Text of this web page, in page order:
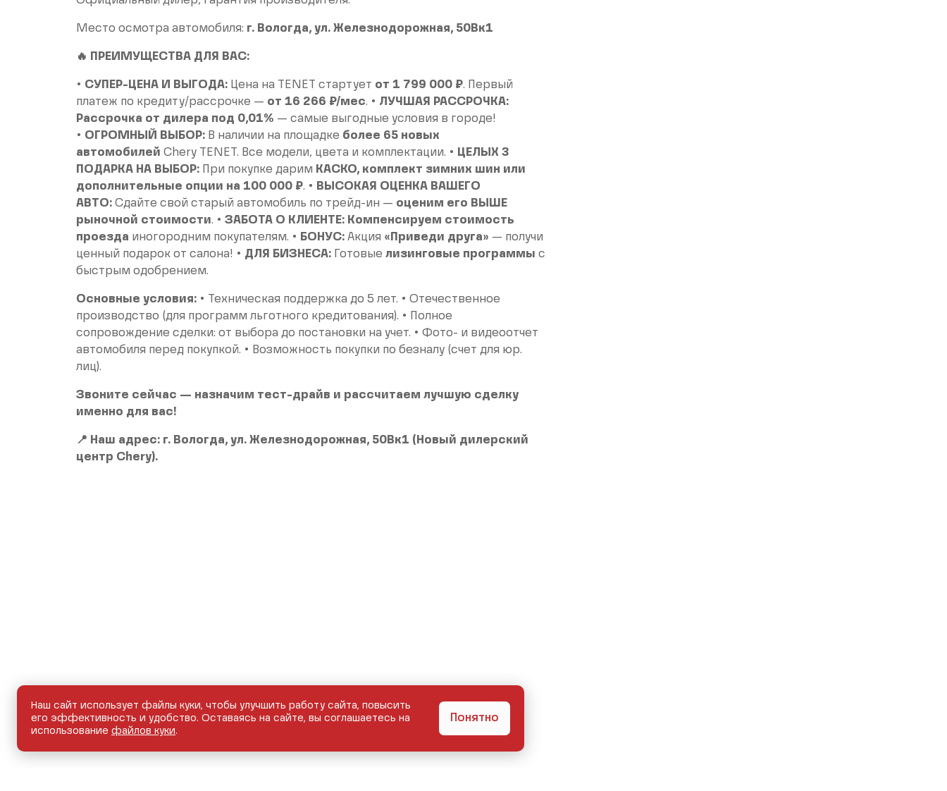
Место осмотра автомобиля: г. Вологда, ул. Железнодорожная, 50Вк1
🔥 ПРЕИМУЩЕСТВА ДЛЯ ВАС:
• СУПЕР-ЦЕНА И ВЫГОДА: Цена на TENET стартует от 1 799 000 ₽. Первый
платеж по кредиту/рассрочке — от 16 266 ₽/мес. • ЛУЧШАЯ РАССРОЧКА:
Рассрочка от дилера под 0,01% — самые выгодные условия в городе!
• ОГРОМНЫЙ ВЫБОР: В наличии на площадке более 65 новых
автомобилей Chery TENET. Все модели, цвета и комплектации. • ЦЕЛЫХ 3
ПОДАРКА НА ВЫБОР: При покупке дарим КАСКО, комплект зимних шин или
дополнительные опции на 100 000 ₽. • ВЫСОКАЯ ОЦЕНКА ВАШЕГО
АВТО: Сдайте свой старый автомобиль по трейд-ин — оценим его ВЫШЕ
рыночной стоимости. • ЗАБОТА О КЛИЕНТЕ: Компенсируем стоимость
проезда иногородним покупателям. • БОНУС: Акция «Приведи друга» — получи
ценный подарок от салона! • ДЛЯ БИЗНЕСА: Готовые лизинговые программы с
быстрым одобрением.
Основные условия: • Техническая поддержка до 5 лет. • Отечественное
производство (для программ льготного кредитования). • Полное
сопровождение сделки: от выбора до постановки на учет. • Фото- и видеоотчет
автомобиля перед покупкой. • Возможность покупки по безналу (счет для юр.
лиц).
Звоните сейчас — назначим тест-драйв и рассчитаем лучшую сделку
именно для вас!
📍 Наш адрес: г. Вологда, ул. Железнодорожная, 50Вк1 (Новый дилерский
центр Chery).
Наш сайт использует файлы куки, чтобы улучшить работу сайта, повысить
его эффективность и удобство. Оставаясь на сайте, вы соглашаетесь на
использование файлов куки.
Понятно